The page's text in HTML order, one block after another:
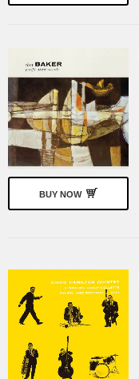
BUY NOW